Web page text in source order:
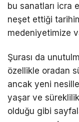
bu sanatları icra
neşet ettiği
medeniyetimize
Şurası da
özellikle oradan
ancak yeni
yaşar ve
olduğu gibi